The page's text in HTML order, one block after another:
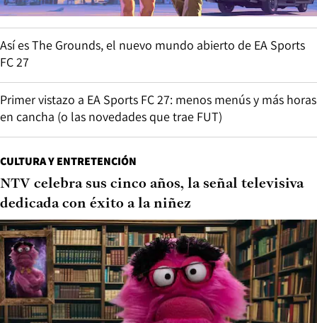
Así es The Grounds, el nuevo mundo abierto de EA Sports
FC 27
Primer vistazo a EA Sports FC 27: menos menús y más horas
en cancha (o las novedades que trae FUT)
CULTURA Y ENTRETENCIÓN
NTV celebra sus cinco años, la señal televisiva
dedicada con éxito a la niñez